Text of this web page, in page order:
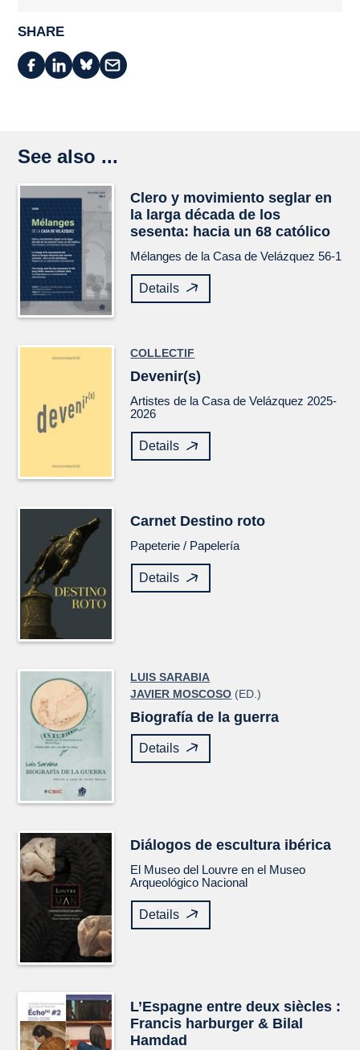
SHARE
See also ...
Clero y movimiento seglar en
la larga década de los
sesenta: hacia un 68 católico
Mélanges de la Casa de Velázquez 56-1
Details
COLLECTIF
Devenir(s)
Artistes de la Casa de Velázquez 2025-
2026
Details
Carnet Destino roto
Papeterie / Papelería
Details
LUIS SARABIA
JAVIER MOSCOSO (ED.)
Biografía de la guerra
Details
Diálogos de escultura ibérica
El Museo del Louvre en el Museo
Arqueológico Nacional
Details
L’Espagne entre deux siècles :
Francis harburger & Bilal
Hamdad